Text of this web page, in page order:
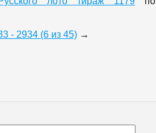
- 2934 (6 из 45) →